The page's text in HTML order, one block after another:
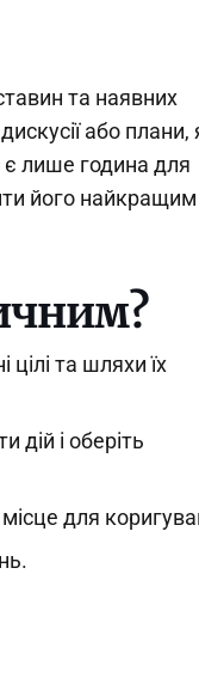
та наявних
або плани,
є лише година для
його найкращим
цілі та шляхи їх
дій і оберіть
для